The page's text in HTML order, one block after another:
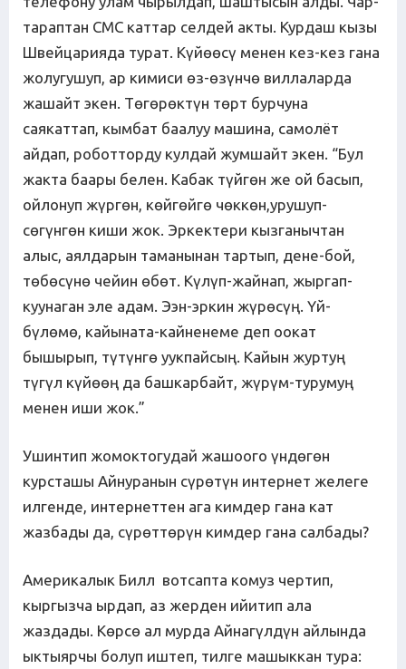
тараптан СМС каттар селдей акты. Курдаш кызы
Швейцарияда турат. Күйөөсү менен кез-кез гана
жолугушуп, ар кимиси өз-өзүнчө виллаларда
жашайт экен. Төгөрөктүн төрт бурчуна
саякаттап, кымбат баалуу машина, самолёт
айдап, роботторду кулдай жумшайт экен. “Бул
жакта баары белен. Кабак түйгөн же ой басып,
ойлонуп жүргөн, көйгөйгө чөккөн,урушуп-
сөгүнгөн киши жок. Эркектери кызганычтан
алыс, аялдарын таманынан тартып, дене-бой,
төбөсүнө чейин өбөт. Күлүп-жайнап, жыргап-
куунаган эле адам. Ээн-эркин жүрөсүң. Үй-
бүлөмө, кайыната-кайненеме деп оокат
бышырып, түтүнгө уукпайсың. Кайын журтуң
түгүл күйөөң да башкарбайт, жүрүм-турумуң
менен иши жок.”
Ушинтип жомоктогудай жашоого үндөгөн
курсташы Айнуранын сүрөтүн интернет желеге
илгенде, интернеттен ага кимдер гана кат
жазбады да, сүрөттөрүн кимдер гана салбады?
Америкалык Билл вотсапта комуз чертип,
кыргызча ырдап, аз жерден ийитип ала
жаздады. Көрсө ал мурда Айнагүлдүн айлында
ыктыярчы болуп иштеп, тилге машыккан тура: